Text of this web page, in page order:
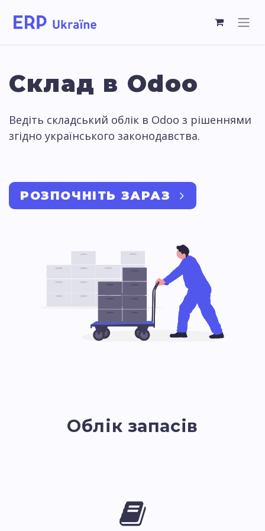
Cклад в Odoo
Ведіть складський облік в Odoo з рішеннями
згідно українського законодавства.
РОЗПОЧНІТЬ ЗАРАЗ
Облік запасів